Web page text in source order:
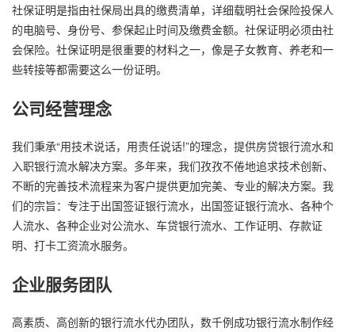
社保证明是指由社保局出具的缴费清单，详细载明社会保险投保人
的电脑号、身份号、参保起止时间及缴费金额。社保证明必须由社
会保险。社保证明是很重要的材料之一，像是子女教育、养老和一
些转接等都需要这么一份证明。
公司经营理念
我们秉承“用技术说话，用责任说话!”的理念，提供房贷银行流水和
入职银行流水解决方案。多年来，我们孜孜不倦地追求技术创新、
不断的完善技术流程来为客户提供更加完美、专业的解决方案。我
们的宗旨：专注于出国签证银行流水，出国签证银行流水、各种个
人流水、各种企业对公流水、车贷银行流水、工作证明、存款证
明、打卡工资流水服务。
企业服务团队
高素质、高创新的银行流水代办团队，数千例成功银行流水制作经